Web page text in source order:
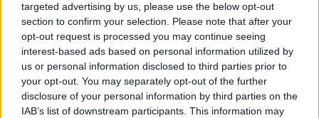
targeted advertising by us, please use the below opt-out
section to confirm your selection. Please note that after your
opt-out request is processed you may continue seeing
interest-based ads based on personal information utilized by
us or personal information disclosed to third parties prior to
your opt-out. You may separately opt-out of the further
disclosure of your personal information by third parties on the
IAB’s list of downstream participants. This information may